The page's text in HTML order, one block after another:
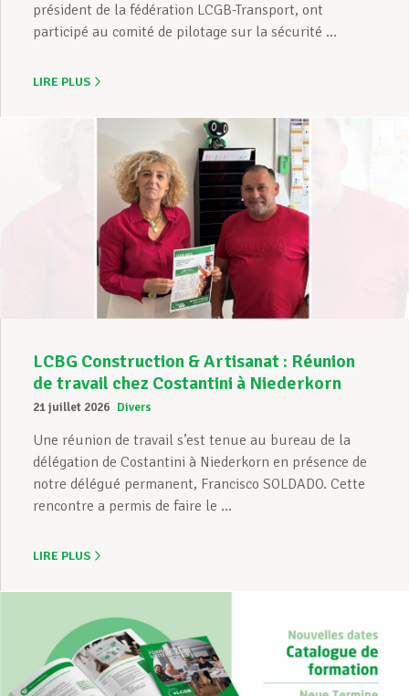
président de la fédération LCGB-Transport, ont
participé au comité de pilotage sur la sécurité ...
LIRE PLUS
LCBG Construction & Artisanat : Réunion
de travail chez Costantini à Niederkorn
21 juillet 2026 Divers
Une réunion de travail s’est tenue au bureau de la
délégation de Costantini à Niederkorn en présence de
notre délégué permanent, Francisco SOLDADO. Cette
rencontre a permis de faire le ...
LIRE PLUS